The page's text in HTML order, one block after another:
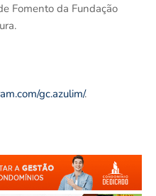
Fomento da Fundação
gc.azulim/.